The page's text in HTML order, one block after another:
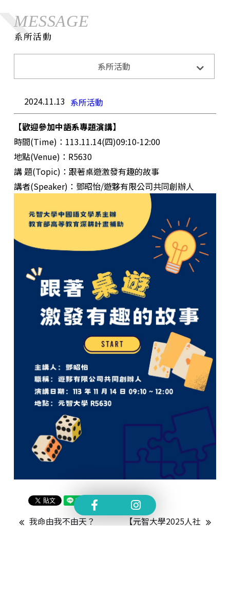
MESSAGE
系所活動
系所活動系所公告 招生訊息
2024.11.13 系所活動
【歡迎參加中語系專題演講】
時間(Time)：113.11.14(四)09:10-12:00
地點(Venue)：R5630
講 題(Topic)：跟著桌遊激發有趣的故事
講者(Speaker)：鄧昭怡/遊夥有限公司共同創辦人
我命由我不由天？
【元智大學2025人社